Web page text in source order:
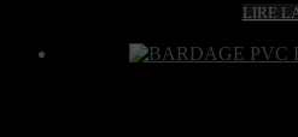
LIRE